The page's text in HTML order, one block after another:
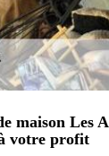
maison Les
votre profit